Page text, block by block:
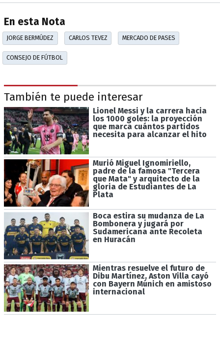
En esta Nota
JORGE BERMÚDEZ CARLOS TEVEZ MERCADO DE PASES
CONSEJO DE FÚTBOL
También te puede interesar
Lionel Messi y la carrera hacia
los 1000 goles: la proyección
que marca cuántos partidos
necesita para alcanzar el hito
Murió Miguel Ignomiriello,
padre de la famosa "Tercera
que Mata" y arquitecto de la
gloria de Estudiantes de La
Plata
Boca estira su mudanza de La
Bombonera y jugará por
Sudamericana ante Recoleta
en Huracán
Mientras resuelve el futuro de
Dibu Martínez, Aston Villa cayó
con Bayern Múnich en amistoso
internacional